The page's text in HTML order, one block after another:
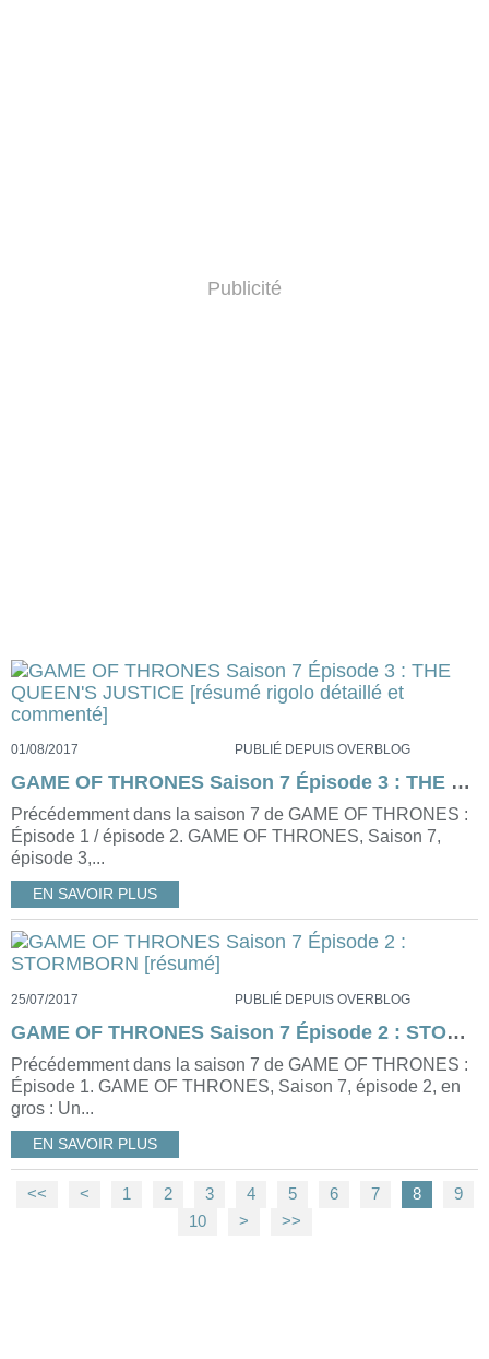
Publicité
01/08/2017 PUBLIÉ DEPUIS OVERBLOG
GAME OF THRONES Saison 7 Épisode 3 : THE QUEEN'S JUSTICE [résumé rigolo détaillé et commenté]
Précédemment dans la saison 7 de GAME OF THRONES :
Épisode 1 / épisode 2. GAME OF THRONES, Saison 7,
épisode 3,...
EN SAVOIR PLUS
25/07/2017 PUBLIÉ DEPUIS OVERBLOG
GAME OF THRONES Saison 7 Épisode 2 : STORMBORN [résumé]
Précédemment dans la saison 7 de GAME OF THRONES :
Épisode 1. GAME OF THRONES, Saison 7, épisode 2, en
gros : Un...
EN SAVOIR PLUS
<< < 1 2 3 4 5 6 7 8
9
10
> >>